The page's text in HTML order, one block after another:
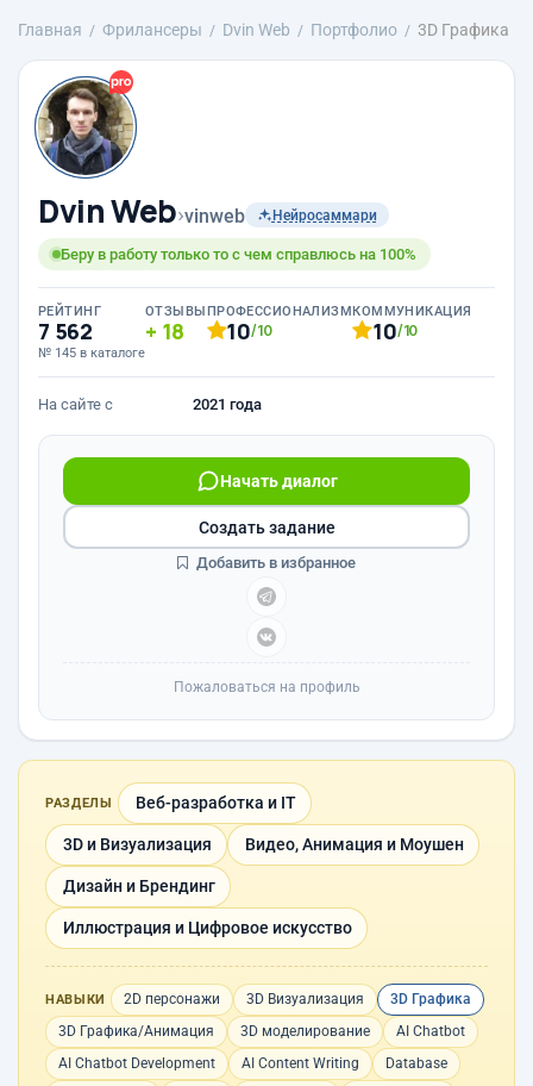
Главная Фрилансеры Dvin Web Портфолио 3D Графика
Dvin Web›vinweb Нейросаммари
Беру в работу только то с чем справлюсь на 100%
РЕЙТИНГ
7 562
№ 145 в каталоге
ОТЗЫВЫ
18
ПРОФЕССИОНАЛИЗМ
10/10
КОММУНИКАЦИЯ
10/10
На сайте с 2021 года
Начать диалог
Создать задание
Добавить в избранное
Пожаловаться на профиль
РАЗДЕЛЫ Веб-разработка и IT
3D и Визуализация Видео, Анимация и Моушен
Дизайн и Брендинг
Иллюстрация и Цифровое искусство
НАВЫКИ 2D персонажи 3D Визуализация
3D Графика
3D Графика/Анимация
3D моделирование
AI Chatbot
AI Chatbot Development
AI Content Writing
Database